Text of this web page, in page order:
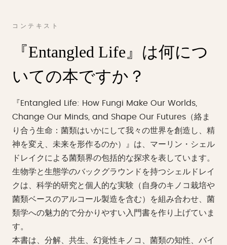
コンテキスト
『Entangled Life』は何につ
いての本ですか？
『Entangled Life: How Fungi Make Our Worlds,
Change Our Minds, and Shape Our Futures（絡ま
り合う生命：菌類はいかにして我々の世界を創造し、精
神を変え、未来を形作るのか）』は、マーリン・シェル
ドレイクによる菌類界の包括的な探求を表しています。
生物学と生態学のバックグラウンドを持つシェルドレイ
クは、科学的研究と個人的な実験（自身のキノコ栽培や
菌類ベースのアルコール製造を含む）を組み合わせ、菌
類学への魅力的で分かりやすい入門書を作り上げていま
す。
本書は、分解、共生、幻覚性キノコ、菌類の知性、バイ